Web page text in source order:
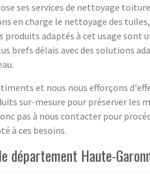
ses services de nettoyage
en charge le nettoyage des tuiles,
produits adaptés à cet usage sont
brefs délais avec des solutions
et nous nous efforçons
sur-mesure pour préserver les
pas à nous contacter pour
à ces besoins.
département Haute-